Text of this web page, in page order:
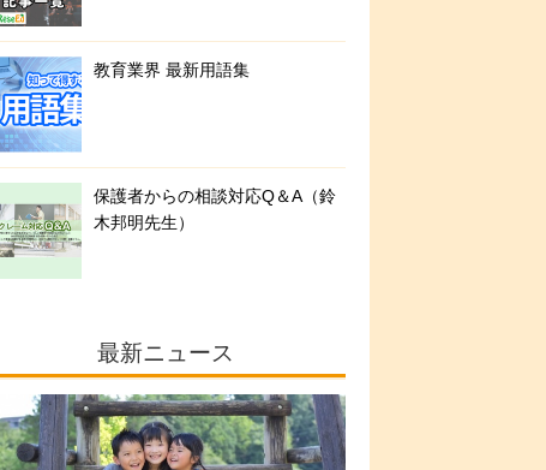
教育業界 最新用語集
保護者からの相談対応Q＆A（鈴
木邦明先生）
最新ニュース